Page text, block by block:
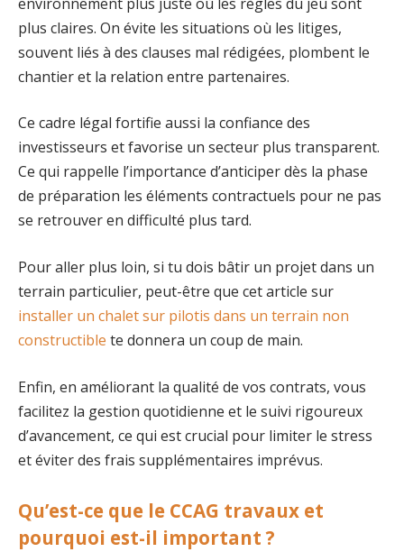
plus claires. On évite les situations où les litiges,
souvent liés à des clauses mal rédigées, plombent le
chantier et la relation entre partenaires.
Ce cadre légal fortifie aussi la confiance des
investisseurs et favorise un secteur plus transparent.
Ce qui rappelle l’importance d’anticiper dès la phase
de préparation les éléments contractuels pour ne pas
se retrouver en difficulté plus tard.
Pour aller plus loin, si tu dois bâtir un projet dans un
terrain particulier, peut-être que cet article sur
installer un chalet sur pilotis dans un terrain non
constructible te donnera un coup de main.
Enfin, en améliorant la qualité de vos contrats, vous
facilitez la gestion quotidienne et le suivi rigoureux
d’avancement, ce qui est crucial pour limiter le stress
et éviter des frais supplémentaires imprévus.
Qu’est-ce que le CCAG travaux et
pourquoi est-il important ?